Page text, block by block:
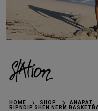
HOME SHOP ΆΝΔΡΑΣ,
RIPNDIP SHEN NERM